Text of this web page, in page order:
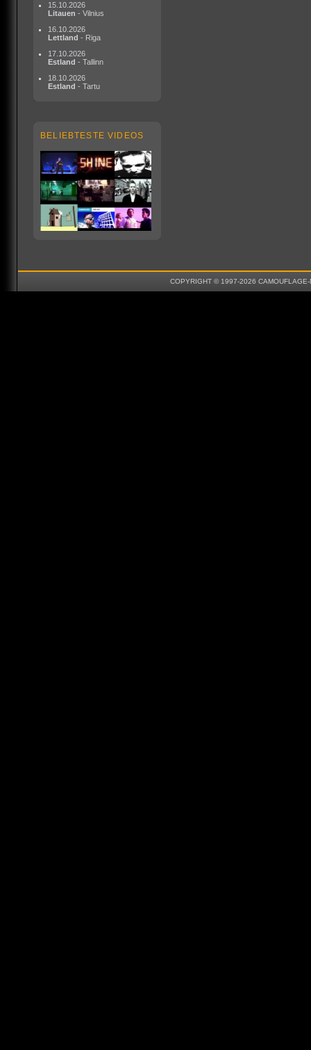
15.10.2026
Litauen - Vilnius
16.10.2026
Lettland - Riga
17.10.2026
Estland - Tallinn
18.10.2026
Estland - Tartu
BELIEBTESTE VIDEOS
COPYRIGHT © 1997-2026 CAMOUFLAGE-